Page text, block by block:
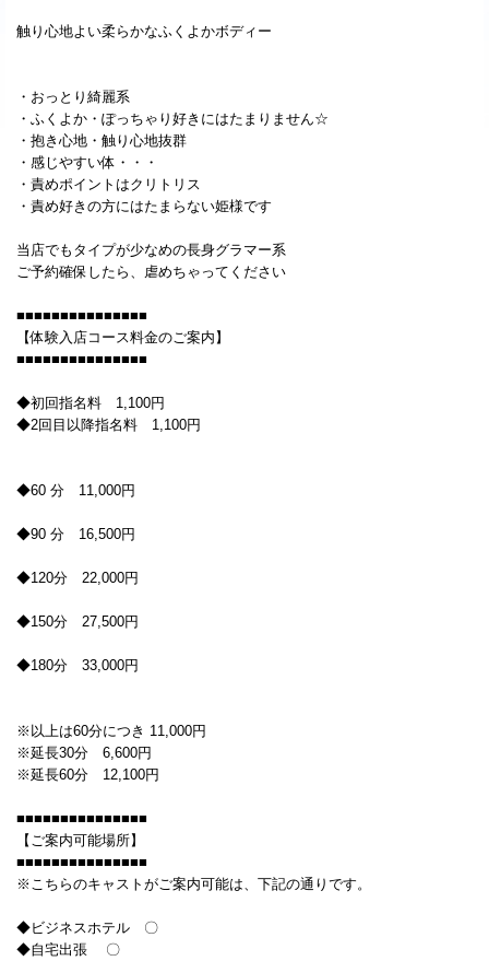
触り心地よい柔らかなふくよかボディー
・おっとり綺麗系
・ふくよか・ぽっちゃり好きにはたまりません☆
・抱き心地・触り心地抜群
・感じやすい体・・・
・責めポイントはクリトリス
・責め好きの方にはたまらない姫様です
当店でもタイプが少なめの長身グラマー系
ご予約確保したら、虐めちゃってください
■■■■■■■■■■■■■■■
【体験入店コース料金のご案内】
■■■■■■■■■■■■■■■
◆初回指名料 1,100円
◆2回目以降指名料 1,100円
◆60 分 11,000円
◆90 分 16,500円
◆120分 22,000円
◆150分 27,500円
◆180分 33,000円
※以上は60分につき 11,000円
※延長30分 6,600円
※延長60分 12,100円
■■■■■■■■■■■■■■■
【ご案内可能場所】
■■■■■■■■■■■■■■■
※こちらのキャストがご案内可能は、下記の通りです。
◆ビジネスホテル 〇
◆自宅出張 〇